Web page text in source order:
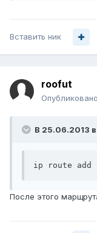
Вставить ник
roofut
Опубликовано
В 25.06.2013
ip route add
После этого